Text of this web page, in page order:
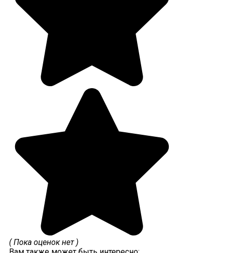
( Пока оценок нет )